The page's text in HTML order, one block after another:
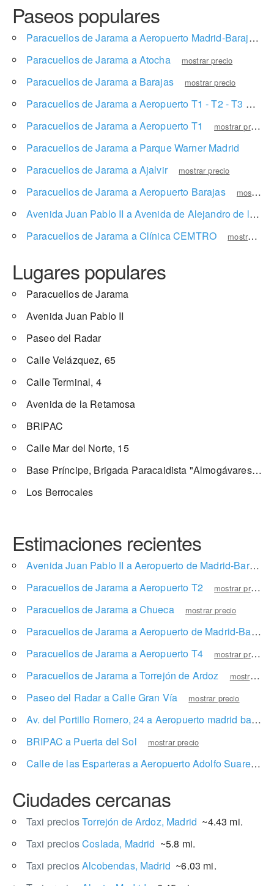
Paseos populares
Paracuellos de Jarama a Aeropuerto Madrid-Barajas T4
Paracuellos de Jarama a Atocha
mostrar precio
Paracuellos de Jarama a Barajas mostrar precio
Paracuellos de Jarama a Aeropuerto T1 - T2 - T3
Paracuellos de Jarama a Aeropuerto T1 mostrar precio
Paracuellos de Jarama a Parque Warner Madrid
Paracuellos de Jarama a Ajalvir mostrar precio
Paracuellos de Jarama a Aeropuerto Barajas mostrar precio
Avenida Juan Pablo II a Avenida de Alejandro de la Sota
Paracuellos de Jarama a Clínica CEMTRO
mostrar precio
Lugares populares
Paracuellos de Jarama
Avenida Juan Pablo II
Paseo del Radar
Calle Velázquez, 65
Calle Terminal, 4
Avenida de la Retamosa
BRIPAC
Calle Mar del Norte, 15
Base Príncipe, Brigada Paracaidista "Almogávares" VI
Los Berrocales
Estimaciones recientes
Avenida Juan Pablo II a Aeropuerto de Madrid-Barajas Adolfo Suárez
Paracuellos de Jarama a Aeropuerto T2
mostrar precio
Paracuellos de Jarama a Chueca mostrar precio
Paracuellos de Jarama a Aeropuerto de Madrid-Barajas
Paracuellos de Jarama a Aeropuerto T4
mostrar precio
Paracuellos de Jarama a Torrejón de Ardoz mostrar precio
Paseo del Radar a Calle Gran Vía mostrar precio
Av. del Portillo Romero, 24 a Aeropuerto madrid barajas T1
BRIPAC a Puerta del Sol
mostrar precio
Calle de las Esparteras a Aeropuerto Adolfo Suarez Madrid-Barajas T1
Ciudades cercanas
Taxi preciosTorrejón de Ardoz, Madrid ~4.43 mi.
Taxi preciosCoslada, Madrid ~5.8 mi.
Taxi preciosAlcobendas, Madrid ~6.03 mi.